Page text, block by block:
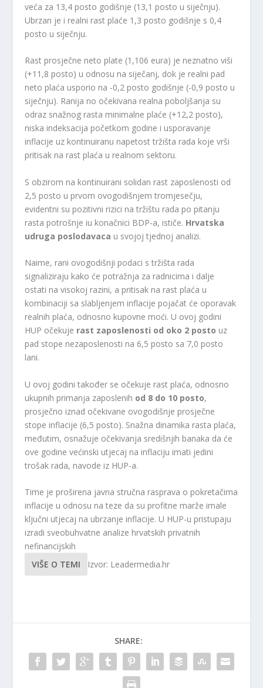
veća za 13,4 posto godišnje (13,1 posto u siječnju).
Ubrzan je i realni rast plaće 1,3 posto godišnje s 0,4
posto u siječnju.
Rast prosječne neto plate (1,106 eura) je neznatno viši
(+11,8 posto) u odnosu na siječanj, dok je realni pad
neto plaća usporio na -0,2 posto godišnje (-0,9 posto u
siječnju). Ranija no očekivana realna poboljšanja su
odraz snažnog rasta minimalne plaće (+12,2 posto),
niska indeksacija početkom godine i usporavanje
inflacije uz kontinuiranu napetost tržišta rada koje vrši
pritisak na rast plaća u realnom sektoru.
S obzirom na kontinuirani solidan rast zaposlenosti od
2,5 posto u prvom ovogodišnjem tromjesečju,
evidentni su pozitivni rizici na tržištu rada po pitanju
rasta potrošnje iu konačnici BDP-a, ističe. Hrvatska
udruga poslodavaca u svojoj tjednoj analizi.
Naime, rani ovogodišnji podaci s tržišta rada
signaliziraju kako će potražnja za radnicima i dalje
ostati na visokoj razini, a pritisak na rast plaća u
kombinaciji sa slabljenjem inflacije pojačat će oporavak
realnih plaća, odnosno kupovne moći. U ovoj godini
HUP očekuje rast zaposlenosti od oko 2 posto uz
pad stope nezaposlenosti na 6,5 ​​posto sa 7,0 posto
lani.
U ovoj godini također se očekuje rast plaća, odnosno
ukupnih primanja zaposlenih od 8 do 10 posto,
prosječno iznad očekivane ovogodišnje prosječne
stope inflacije (6,5 posto). Snažna dinamika rasta plaća,
međutim, osnažuje očekivanja središnjih banaka da će
ove godine većinski utjecaj na inflaciju imati jedini
trošak rada, navode iz HUP-a.
Time je proširena javna stručna rasprava o pokretačima
inflacije u odnosu na teze da su profitne marže imale
ključni utjecaj na ubrzanje inflacije. U HUP-u pristupaju
izradi sveobuhvatne analize hrvatskih privatnih
nefinancijskih
VIŠE O TEMI
Izvor: Leadermedia.hr
SHARE: